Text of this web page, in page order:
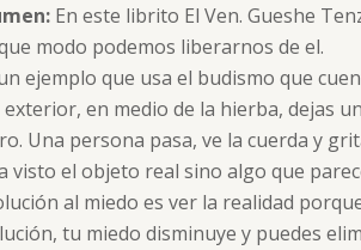
En este librito El Ven. Gueshe
modo podemos liberarnos de el.
ejemplo que usa el budismo que
exterior, en medio de la hierba, dejas
Una persona pasa, ve la cuerda y
visto el objeto real sino algo que
al miedo es ver la realidad
tu miedo disminuye y puedes